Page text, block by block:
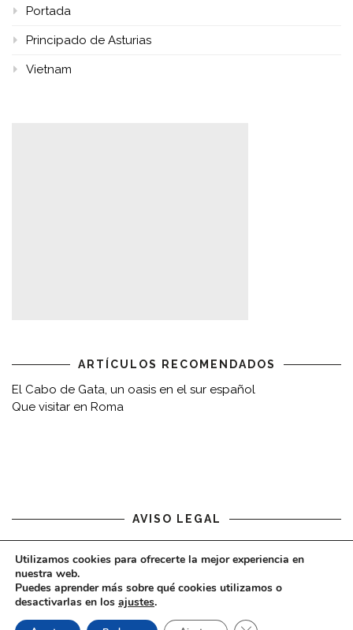
Portada
Principado de Asturias
Vietnam
ARTÍCULOS RECOMENDADOS
El Cabo de Gata, un oasis en el sur español
Que visitar en Roma
AVISO LEGAL
Aviso legal
Utilizamos cookies para ofrecerte la mejor experiencia en
nuestra web.
Puedes aprender más sobre qué cookies utilizamos o
desactivarlas en los ajustes.